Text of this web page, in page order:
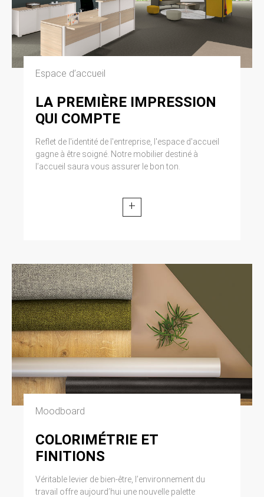
Espace d’accueil
LA PREMIÈRE IMPRESSION
QUI COMPTE
Reflet de l'identité de l'entreprise, l'espace d'accueil
gagne à être soigné. Notre mobilier destiné à
l’accueil saura vous assurer le bon ton.
+
Moodboard
COLORIMÉTRIE ET
FINITIONS
Véritable levier de bien-être, l’environnement du
travail offre aujourd’hui une nouvelle palette